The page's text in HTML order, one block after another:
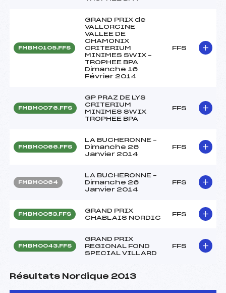
FMBM0105.FFS
GRAND PRIX de
VALLORCINE
VALLEE DE
CHAMONIX
CRITERIUM
MINIMES SWIX –
TROPHEE BPA
Dimanche 16
Février 2014
FFS
FMBM0076.FFS
GP PRAZ DE LYS
CRITERIUM
MINIMES SWIX
TROPHEE BPA
FFS
FMBM0066.FFS
LA BUCHERONNE –
Dimanche 26
Janvier 2014
FFS
FMBM0064
LA BUCHERONNE –
Dimanche 26
Janvier 2014
FFS
FMBM0053.FFS
GRAND PRIX
CHABLAIS NORDIC
FFS
FMBM0043.FFS
GRAND PRIX
REGIONAL FOND
SPECIAL VILLARD
FFS
Résultats Nordique 2013